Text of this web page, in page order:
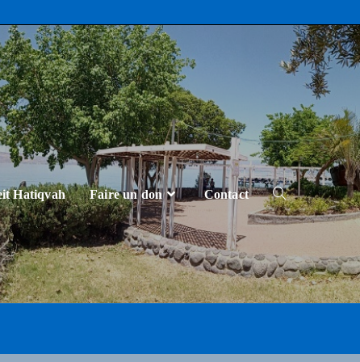
Hatiqvah Faire un don Contact